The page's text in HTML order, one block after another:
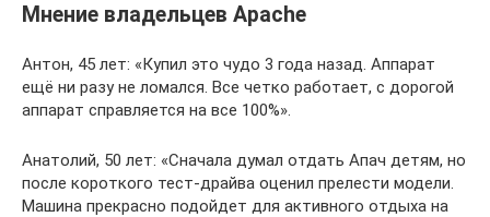
Мнение владельцев Аpache
Антон, 45 лет: «Купил это чудо 3 года назад. Аппарат
ещё ни разу не ломался. Все четко работает, с дорогой
аппарат справляется на все 100%».
Анатолий, 50 лет: «Сначала думал отдать Апач детям, но
после короткого тест-драйва оценил прелести модели.
Машина прекрасно подойдет для активного отдыха на